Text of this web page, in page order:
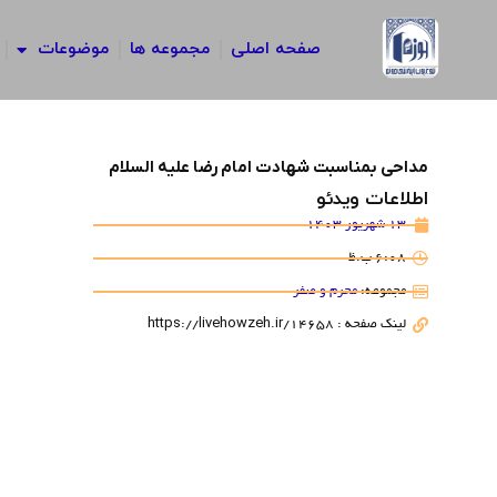
صفحه اصلی مجموعه ها موضوعات
مداحی بمناسبت شهادت امام رضا علیه السلام
اطلاعات ویدئو
13 شهریور 1403
6:08 ب.ظ
مجموعه:محرم و صفر
لینک صفحه : https://livehowzeh.ir/14658